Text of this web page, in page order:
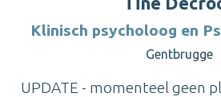
Klinisch psycholoog en
Gentbrugge
UPDATE - momenteel geen